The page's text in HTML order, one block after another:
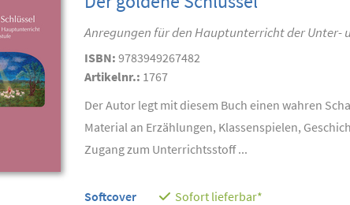
Anregungen für den Hauptunterricht der Unter-
ISBN: 9783949267482
Artikelnr.: 1767
Der Autor legt mit diesem Buch einen wahren
Material an Erzählungen, Klassenspielen,
Zugang zum Unterrichtsstoff ...
Softcover Sofort lieferbar*